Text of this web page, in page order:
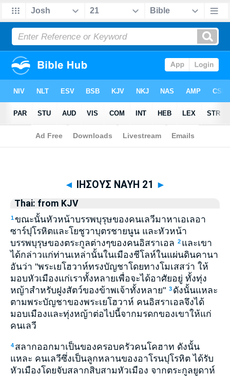
Biblia>Thai: from KJV> ΙΗΣΟΥΣ ΝΑΥΗ 21
◄ ΙΗΣΟΥΣ ΝΑΥΗ 21 ►
Thai: from KJV
1 ขณะนั้นหัวหน้าบรรพบุรุษของคนเลวีมาหาเอเลอา
ซาร์ปุโรหิตและโยชูวาบุตรชายนูน และหัวหน้า
บรรพบุรุษของตระกูลต่างๆของคนอิสราเอล 2 และเขา
ได้กล่าวแก่ท่านเหล่านั้นในเมืองชีโลห์ในแผ่นดินคานา
อันว่า "พระเยโฮวาห์ทรงบัญชาโดยทางโมเสสว่า ให้
มอบหัวเมืองแก่เราทั้งหลายเพื่อจะได้อาศัยอยู่ ทั้งทุ่ง
หญ้าสำหรับฝูงสัตว์ของข้าพเจ้าทั้งหลาย" 3 ดังนั้นแหละ
ตามพระบัญชาของพระเยโฮวาห์ คนอิสราเอลจึงได้
มอบเมืองและทุ่งหญ้าต่อไปนี้จากมรดกของเขาให้แก่
คนเลวี
4 สลากออกมาเป็นของครอบครัวคนโคฮาท ดังนั้น
แหละ คนเลวีซึ่งเป็นลูกหลานของอาโรนปุโรหิต ได้รับ
หัวเมืองโดยจับสลากสิบสามหัวเมือง จากตระกูลยูดาห์